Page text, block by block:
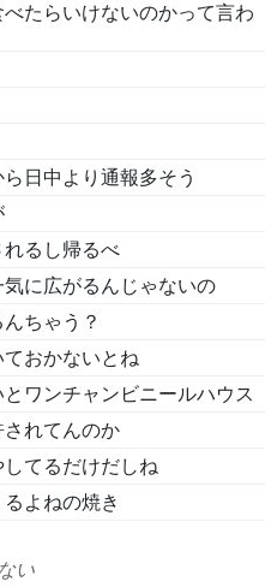
たらいけないのかって言わ
日中より通報多そう
るし帰るべ
に広がるんじゃないの
ちゃう？
おかないとね
ワンチャンビニールハウス
れてんのか
てるだけだしね
よねの焼き
い